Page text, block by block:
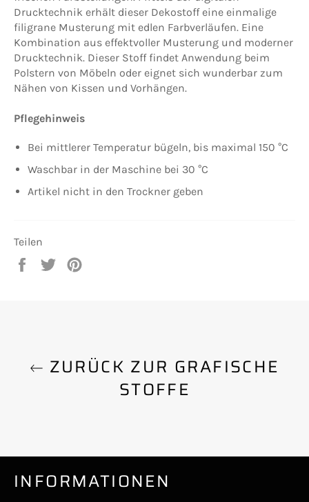
Drucktechnik erhält dieser Dekostoff eine einmalige
filigrane Musterung mit edlen Farbverläufen. Eine
Kombination aus effektvoller Musterung und moderner
Drucktechnik. Dieser Stoff findet Anwendung beim
Polstern von Möbeln oder eignet sich wunderbar zum
Nähen von Kissen und Vorhängen.
Pflegehinweis
Bei mittlerer Temperatur bügeln, bis maximal 150 °C
Waschbar in der Maschine bei 30 °C
Artikel nicht in den Trockner geben
Teilen
Auf
Auf
ZURÜCK ZUR GRAFISCHE
STOFFE
INFORMATIONEN